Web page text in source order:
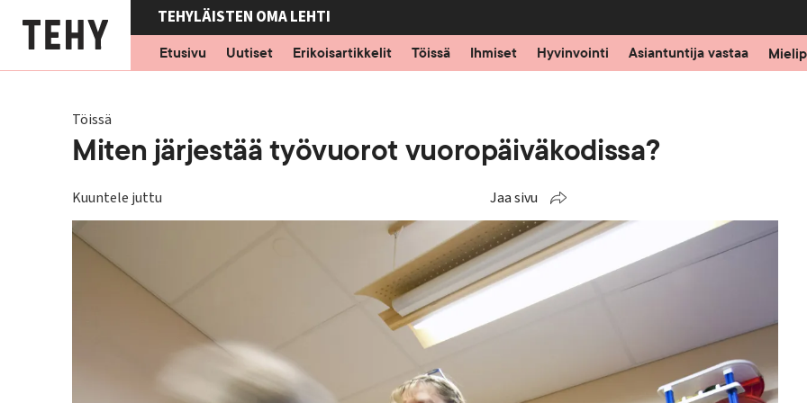
pääsisältöön
TEHYLÄISTEN OMA LEHTI
Etusivu
Uutiset Erikoisartikkelit Töissä Ihmiset Hyvinvointi Asiantuntija vastaa
Töissä
Miten järjestää työvuorot vuoropäiväkodissa?
Kuuntele juttu Jaa sivu